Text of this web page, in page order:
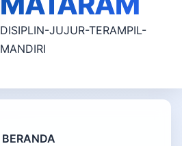
DISIPLIN-JUJUR-TERAMPIL-
MANDIRI
BERANDA